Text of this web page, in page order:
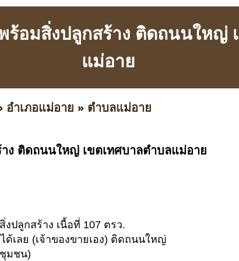
อมสิ่งปลูกสร้าง ติดถนนใหญ่
แม่อาย
อำเภอแม่อาย » ตำบลแม่อาย
ง ติดถนนใหญ่ เขตเทศบาลตำบลแม่อาย
ปลูกสร้าง เนื้อที่ 107 ตรว.
เลย (เจ้าของขายเอง) ติดถนนใหญ่
มชน)